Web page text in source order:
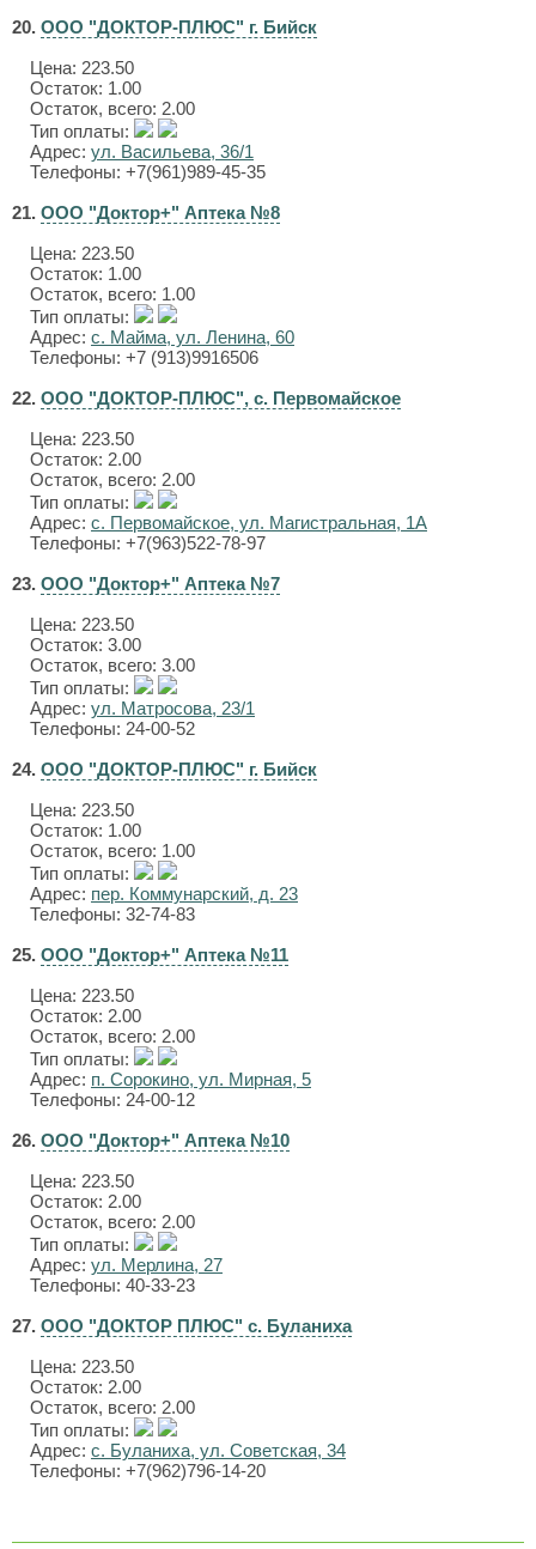
20. ООО "ДОКТОР-ПЛЮС" г. Бийск
Цена: 223.50
Остаток: 1.00
Остаток, всего: 2.00
Тип оплаты:
Адрес: ул. Васильева, 36/1
Телефоны: +7(961)989-45-35
21. ООО "Доктор+" Аптека №8
Цена: 223.50
Остаток: 1.00
Остаток, всего: 1.00
Тип оплаты:
Адрес: с. Майма, ул. Ленина, 60
Телефоны: +7 (913)9916506
22. ООО "ДОКТОР-ПЛЮС", с. Первомайское
Цена: 223.50
Остаток: 2.00
Остаток, всего: 2.00
Тип оплаты:
Адрес: с. Первомайское, ул. Магистральная, 1А
Телефоны: +7(963)522-78-97
23. ООО "Доктор+" Аптека №7
Цена: 223.50
Остаток: 3.00
Остаток, всего: 3.00
Тип оплаты:
Адрес: ул. Матросова, 23/1
Телефоны: 24-00-52
24. ООО "ДОКТОР-ПЛЮС" г. Бийск
Цена: 223.50
Остаток: 1.00
Остаток, всего: 1.00
Тип оплаты:
Адрес: пер. Коммунарский, д. 23
Телефоны: 32-74-83
25. ООО "Доктор+" Аптека №11
Цена: 223.50
Остаток: 2.00
Остаток, всего: 2.00
Тип оплаты:
Адрес: п. Сорокино, ул. Мирная, 5
Телефоны: 24-00-12
26. ООО "Доктор+" Аптека №10
Цена: 223.50
Остаток: 2.00
Остаток, всего: 2.00
Тип оплаты:
Адрес: ул. Мерлина, 27
Телефоны: 40-33-23
27. ООО "ДОКТОР ПЛЮС" с. Буланиха
Цена: 223.50
Остаток: 2.00
Остаток, всего: 2.00
Тип оплаты:
Адрес: с. Буланиха, ул. Советская, 34
Телефоны: +7(962)796-14-20